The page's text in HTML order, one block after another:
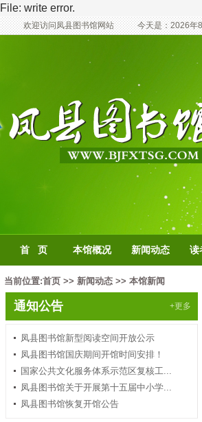
File: write error.
欢迎访问凤县图书馆网站 今天是：2026年
首 页 本馆概况 新闻动态 读
当前位置:首页 >> 新闻动态 >> 本馆新闻
通知公告 +更多
凤县图书馆新型阅读空间开放公示
凤县图书馆国庆期间开馆时间安排！
国家公共文化服务体系示范区复核工...
凤县图书馆关于开展第十五届中小学...
凤县图书馆恢复开馆公告